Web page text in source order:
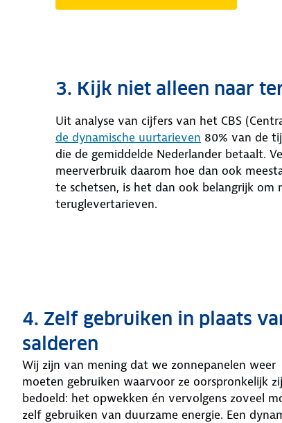
3. Kijk niet alleen naar
Uit analyse van cijfers van het CBS
de dynamische uurtarieven 80% van de
die de gemiddelde Nederlander betaalt.
meerverbruik daarom hoe dan ook
te schetsen, is het dan ook belangrijk om
teruglevertarieven.
4. Zelf gebruiken in plaats
salderen
Wij zijn van mening dat we zonnepanelen weer
moeten gebruiken waarvoor ze oorspronkelijk
bedoeld: het opwekken én vervolgens zoveel
zelf gebruiken van duurzame energie. Een